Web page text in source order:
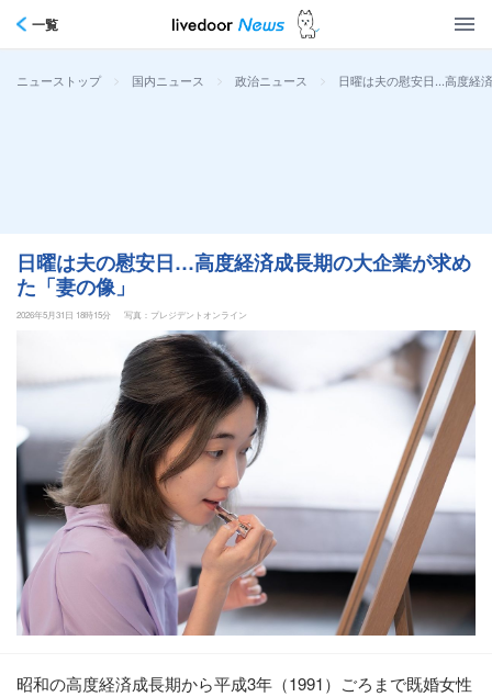
一覧
ニューストップ > 国内ニュース > 政治ニュース > 日曜は夫の慰安日…高度経
日曜は夫の慰安日…高度経済成長期の大企業が求め
た「妻の像」
2026年5月31日 18時15分 写真：プレジデントオンライン
昭和の高度経済成長期から平成3年（1991）ごろまで既婚女性